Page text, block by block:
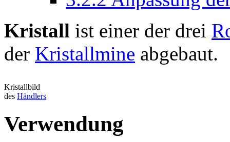
Kristall ist einer der drei
der Kristallmine abgebaut.
Kristallbild
des Händlers
Verwendung